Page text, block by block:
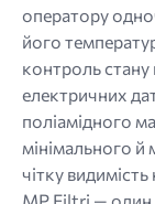
оператору
його
контроль стану
електричних
поліамідного
мінімального й
чітку